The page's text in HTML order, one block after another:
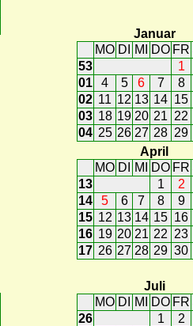
Januar
MO DI MI DO FR
53
1
01
4 5 6 7
8
02 11 12 13 14 15
03 18 19 20 21 22
04 25 26 27 28 29
April
MO DI MI DO FR
13
1
2
14
5 6 7 8
9
15 12 13 14 15 16
16 19 20 21 22 23
17 26 27 28 29 30
Juli
MO DI MI DO FR
26
1
2